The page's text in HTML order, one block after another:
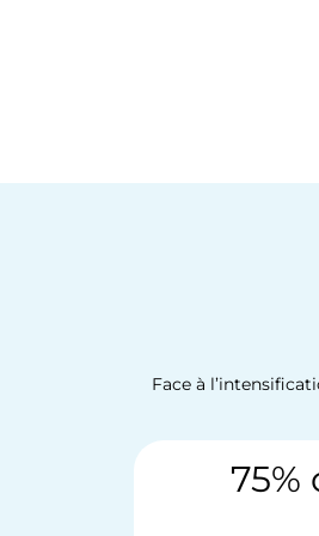
Face à